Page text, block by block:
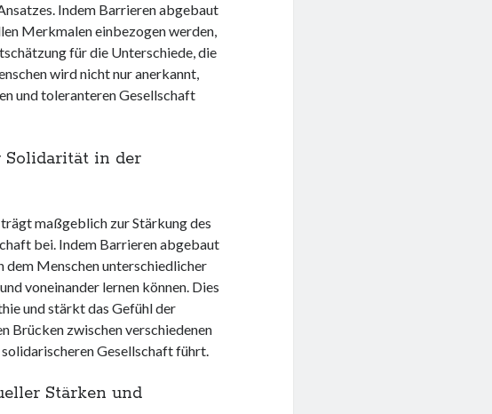
Indem Barrieren abgebaut
Merkmalen einbezogen werden,
für die Unterschiede, die
wird nicht nur anerkannt,
und toleranteren Gesellschaft
Solidarität in der
maßgeblich zur Stärkung des
bei. Indem Barrieren abgebaut
Menschen unterschiedlicher
voneinander lernen können. Dies
und stärkt das Gefühl der
Brücken zwischen verschiedenen
Gesellschaft führt.
Stärken und